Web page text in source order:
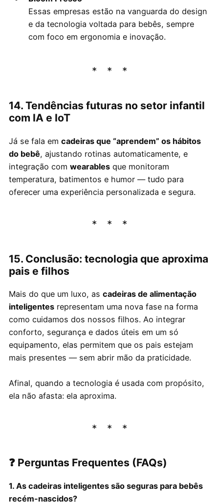
Essas empresas estão na vanguarda do design
e da tecnologia voltada para bebês, sempre
com foco em ergonomia e inovação.
14. Tendências futuras no setor infantil
com IA e IoT
Já se fala em cadeiras que “aprendem” os hábitos
do bebê, ajustando rotinas automaticamente, e
integração com wearablesque monitoram
temperatura, batimentos e humor — tudo para
oferecer uma experiência personalizada e segura.
15. Conclusão: tecnologia que aproxima
pais e filhos
Mais do que um luxo, as cadeiras de alimentação
inteligentesrepresentam uma nova fase na forma
como cuidamos dos nossos filhos. Ao integrar
conforto, segurança e dados úteis em um só
equipamento, elas permitem que os pais estejam
mais presentes — sem abrir mão da praticidade.
Afinal, quando a tecnologia é usada com propósito,
ela não afasta: ela aproxima.
❓ Perguntas Frequentes (FAQs)
1. As cadeiras inteligentes são seguras para bebês
recém-nascidos?